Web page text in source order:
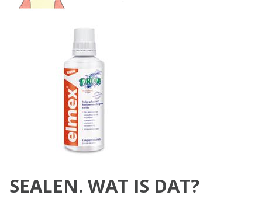
SEALEN. WAT IS DAT?